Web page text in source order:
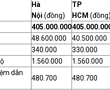
Hà
Nội (đồng)
TP
HCM (đồng)
405.000.000
48.600.000 40.500.000
340.000 330.000
1.560.000 1.560.000
dân
480.700 480.700